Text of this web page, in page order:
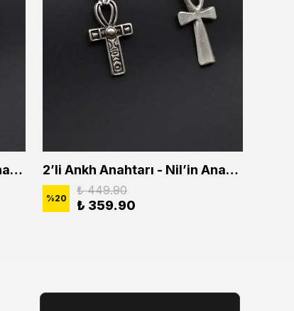
2'li Ankh Anahtarı - Nil'in Anahtarı Erkek Kadın Kolye Seti 2’li Ankh Anahtarı - Nil’in Anahtarı Erkek Kadın Kolye Seti
%20
₺ 449.90
₺ 359.90